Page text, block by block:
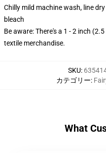
Chilly mild machine wash, line
bleach
Be aware: There's a 1 - 2 inch
textile merchandise.
SKU:
カテゴリー:
What